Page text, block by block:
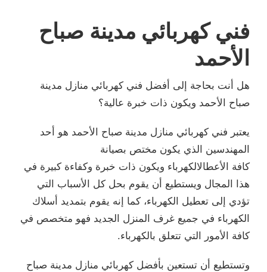
فني كهربائي مدينة صباح
الأحمد
هل أنت بحاجة إلى أفضل فني كهربائي منازل مدينة
صباح الأحمد ويكون ذات خبرة عالية؟
يعتبر فني كهربائي منازل مدينة صباح الأحمد هو أحد
المهندسين الذي يكون مختص بصيانة
كافة الأعطالالكهرباء ويكون ذات خبرة وكفاءة كبيرة في
هذا المجال ويستطيع أن يقوم بحل كل الأسباب التي
تؤدي إلى تعطيل الكهرباء، كما إنه يقوم بتمديد أسلاك
الكهرباء في جميع غرف المنزل الجديد فهو متخصص في
كافة الأمور التي تتعلق بالكهرباء.
وتستطيع أن تستعين بأفضل كهربائي منازل مدينة صباح